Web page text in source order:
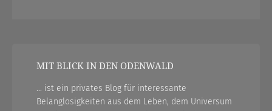
MIT BLICK IN DEN ODENWALD
... ist ein privates Blog für interessante
Belanglosigkeiten aus dem Leben, dem Universum